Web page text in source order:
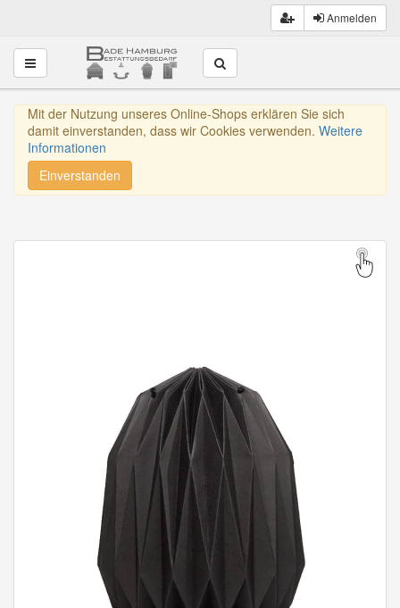
Anmelden
Toggle navigation
Mit der Nutzung unseres Online-Shops erklären Sie sich
damit einverstanden, dass wir Cookies verwenden. Weitere
Informationen
Einverstanden